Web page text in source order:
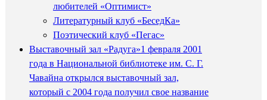
любителей «Оптимист»
Литературный клуб «БеседКа»
Поэтический клуб «Пегас»
Выставочный зал «Радуга»1 февраля 2001
года в Национальной библиотеке им. С. Г.
Чавайна открылся выставочный зал,
который с 2004 года получил свое название